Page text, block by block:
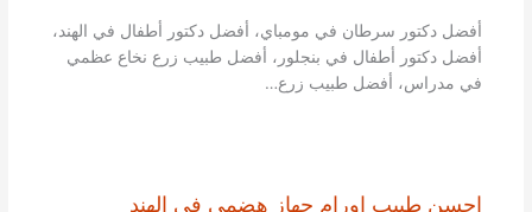
أفضل دكتور سرطان في مومباي، أفضل دكتور أطفال في الهند،
أفضل دكتور أطفال في بنجلور، أفضل طبيب زرع نخاع عظمي
في مدراس، أفضل طبيب زرع…
احسن طبيب اورام جهاز هضمي في الهند